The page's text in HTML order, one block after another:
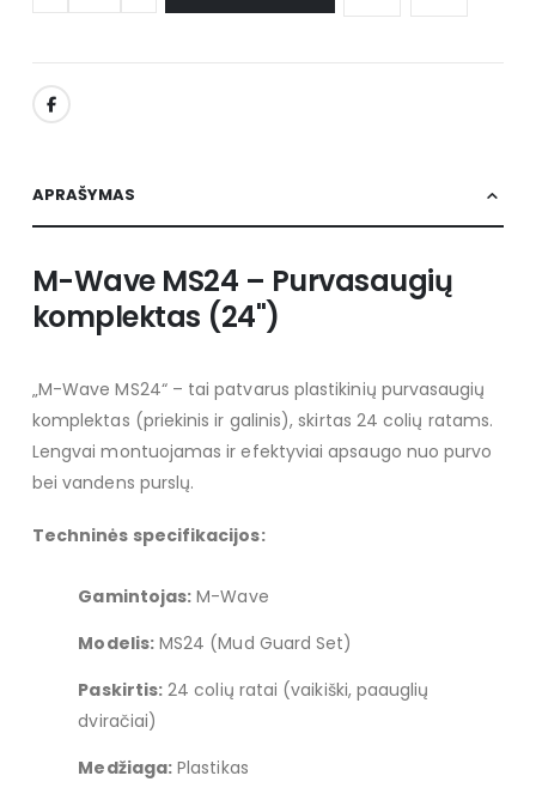
APRAŠYMAS
M-Wave MS24 – Purvasaugių
komplektas (24")
„M-Wave MS24“ – tai patvarus plastikinių purvasaugių
komplektas (priekinis ir galinis), skirtas 24 colių ratams.
Lengvai montuojamas ir efektyviai apsaugo nuo purvo
bei vandens purslų.
Techninės specifikacijos:
Gamintojas: M-Wave
Modelis:MS24 (Mud Guard Set)
Paskirtis: 24 colių ratai (vaikiški, paauglių
dviračiai)
Medžiaga: Plastikas